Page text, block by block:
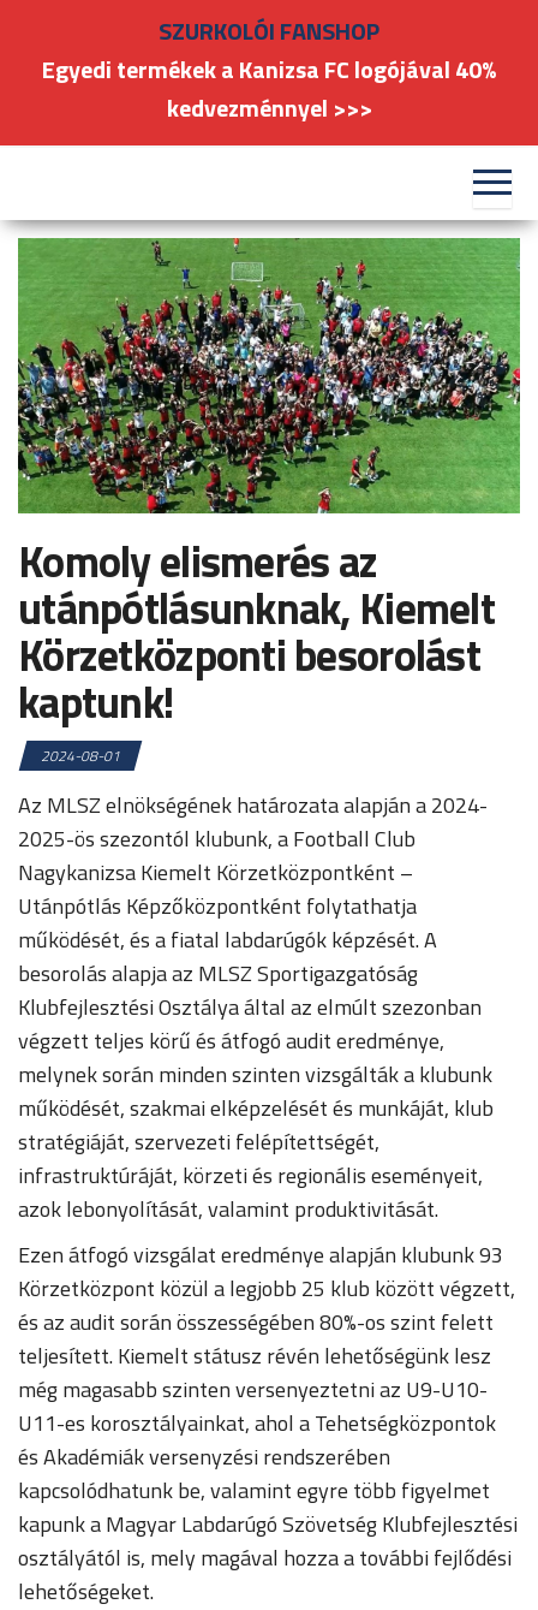
FC
#kanizsafoci
Komoly elismerés az
utánpótlásunknak, Kiemelt
Körzetközponti besorolást
kaptunk!
2024-08-01
Az MLSZ elnökségének határozata alapján a 2024-
2025-ös szezontól klubunk, a Football Club
Nagykanizsa Kiemelt Körzetközpontként –
Utánpótlás Képzőközpontként folytathatja
működését, és a fiatal labdarúgók képzését. A
besorolás alapja az MLSZ Sportigazgatóság
Klubfejlesztési Osztálya által az elmúlt szezonban
végzett teljes körű és átfogó audit eredménye,
melynek során minden szinten vizsgálták a klubunk
működését, szakmai elképzelését és munkáját, klub
stratégiáját, szervezeti felépítettségét,
infrastruktúráját, körzeti és regionális eseményeit,
azok lebonyolítását, valamint produktivitását.
Ezen átfogó vizsgálat eredménye alapján klubunk 93
Körzetközpont közül a legjobb 25 klub között végzett,
és az audit során összességében 80%-os szint felett
teljesített. Kiemelt státusz révén lehetőségünk lesz
még magasabb szinten versenyeztetni az U9-U10-
U11-es korosztályainkat, ahol a Tehetségközpontok
és Akadémiák versenyzési rendszerében
kapcsolódhatunk be, valamint egyre több figyelmet
kapunk a Magyar Labdarúgó Szövetség Klubfejlesztési
osztályától is, mely magával hozza a további fejlődési
lehetőségeket.
SZURKOLÓI FANSHOP
Egyedi termékek a Kanizsa FC logójával 40%
kedvezménnyel >>>